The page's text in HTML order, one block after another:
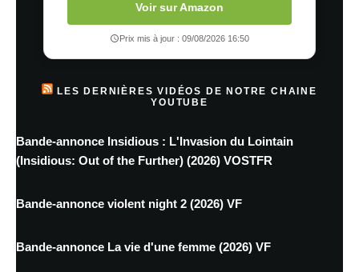
Voir sur Amazon
Prix mis à jour : 09/08/2026 16:50
LES DERNIÈRES VIDÉOS DE NOTRE CHAINE
YOUTUBE
Bande-annonce Insidious : L'Invasion du Lointain
(Insidious: Out of the Further) (2026) VOSTFR
Bande-annonce violent night 2 (2026) VF
Bande-annonce La vie d'une femme (2026) VF